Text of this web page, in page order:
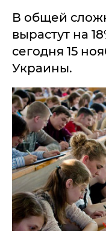
В общей
вырастут на
сегодня 15
Украины.